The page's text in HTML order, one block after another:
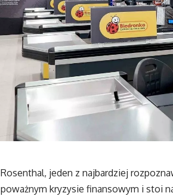
Rosenthal, jeden z najbardziej
poważnym kryzysie finansowym i stoi